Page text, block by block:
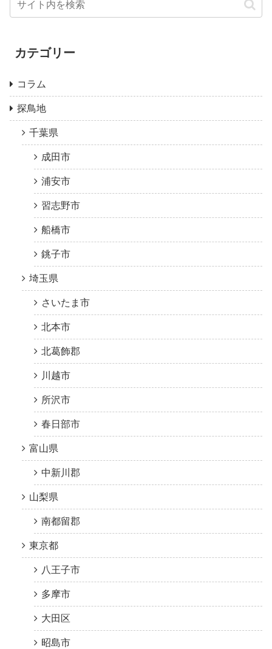
カテゴリー
コラム
探鳥地
千葉県
成田市
浦安市
習志野市
船橋市
銚子市
埼玉県
さいたま市
北本市
北葛飾郡
川越市
所沢市
春日部市
富山県
中新川郡
山梨県
南都留郡
東京都
八王子市
多摩市
大田区
昭島市